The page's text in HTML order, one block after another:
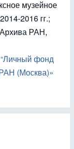
музейное
2016 гг.;
Архива РАН,
фонд
(Москва)»